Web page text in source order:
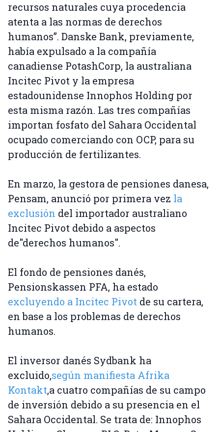
recursos naturales cuya procedencia
atenta a las normas de derechos
humanos”. Danske Bank, previamente,
había expulsado a la compañía
canadiense PotashCorp, la australiana
Incitec Pivot y la empresa
estadounidense Innophos Holding por
esta misma razón. Las tres compañías
importan fosfato del Sahara Occidental
ocupado comerciando con OCP, para su
producción de fertilizantes.
En marzo, la gestora de pensiones danesa,
Pensam, anunció por primera vez la
exclusión del importador australiano
Incitec Pivot debido a aspectos
de"derechos humanos".
El fondo de pensiones danés,
Pensionskassen PFA, ha estado
excluyendo a Incitec Pivot de su cartera,
en base a los problemas de derechos
humanos.
El inversor danés Sydbank ha
excluido,según manifiesta Afrika
Kontakt,a cuatro compañías de su campo
de inversión debido a su presencia en el
Sahara Occidental. Se trata de: Innophos